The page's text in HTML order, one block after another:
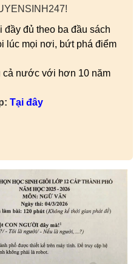
đủ theo ba đầu sách
lúc mọi nơi, bứt phá điểm
cả nước với hơn 10 năm
Tại đây